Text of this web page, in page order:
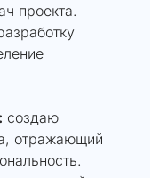
проекта.
создаю
отражающий